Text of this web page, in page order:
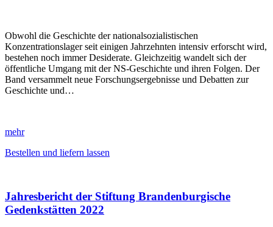
Obwohl die Geschichte der nationalsozialistischen
Konzentrationslager seit einigen Jahrzehnten intensiv erforscht wird,
bestehen noch immer Desiderate. Gleichzeitig wandelt sich der
öffentliche Umgang mit der NS-Geschichte und ihren Folgen. Der
Band versammelt neue Forschungsergebnisse und Debatten zur
Geschichte und…
mehr
Bestellen und liefern lassen
Jahresbericht der Stiftung Brandenburgische
Gedenkstätten 2022